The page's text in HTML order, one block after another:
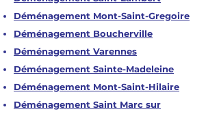
Déménagement Mont-Saint-Gregoire
Déménagement Boucherville
Déménagement Varennes
Déménagement Sainte-Madeleine
Déménagement Mont-Saint-Hilaire
Déménagement Saint Marc sur